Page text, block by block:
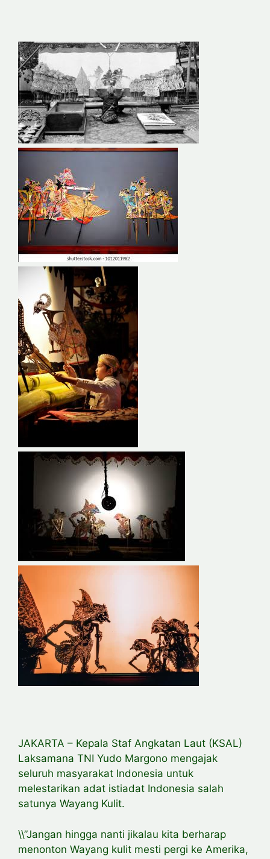
JAKARTA – Kepala Staf Angkatan Laut (KSAL)
Laksamana TNI Yudo Margono mengajak
seluruh masyarakat Indonesia untuk
melestarikan adat istiadat Indonesia salah
satunya Wayang Kulit.
\\”Jangan hingga nanti jikalau kita berharap
menonton Wayang kulit mesti pergi ke Amerika,